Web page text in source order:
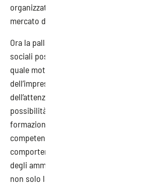
organizzative aziendali e favorire
mercato del lavoro.
Ora la palla passa alle relazioni
sociali possano condividere
quale motore della ripresa
dell’impresa. In pratica, si tratta di
dell’attenzione la formazione continua,
possibilità di dedicare parte dell’orario
formazione e favorendo così la
competenze richieste dal mercato del
comporterà, indirettamente, un
degli ammortizzatori sociali che
non solo lavorativa ma anche